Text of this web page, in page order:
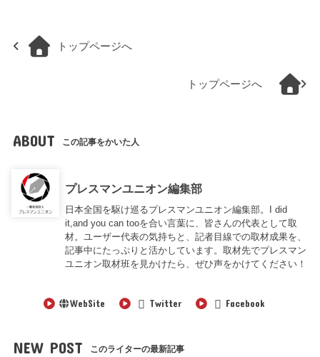
トップページへ
トップページへ
ABOUT この記事をかいた人
プレスマンユニオン編集部
日本全国を駆け巡るプレスマンユニオン編集部。I did
it,and you can tooを合い言葉に、皆さんの代表として取
材。ユーザー代表の気持ちと、記者目線での取材成果を、
記事中にたっぷりと活かしています。取材先でプレスマン
ユニオン取材班を見かけたら、ぜひ声をかけてください！
WebSite Twitter Facebook
NEW POST このライターの最新記事